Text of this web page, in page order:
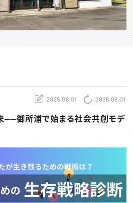
プ
ー
のお知らせ
2025.08.01 2025.08.01
──御所浦で始まる社会共創モデ